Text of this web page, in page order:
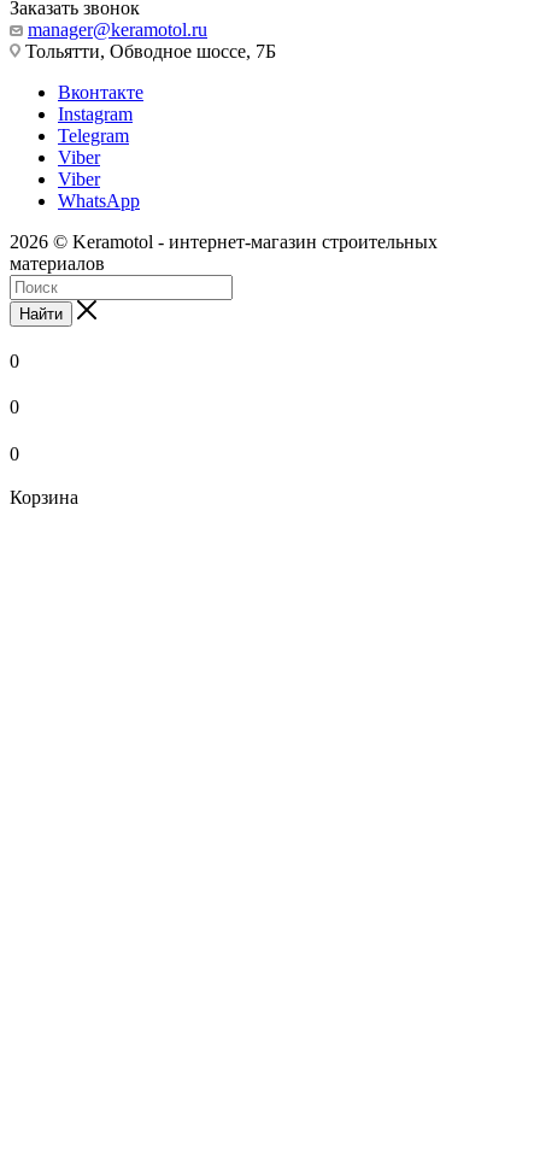
Заказать звонок
manager@keramotol.ru
Тольятти, Обводное шоссе, 7Б
Вконтакте
Instagram
Telegram
Viber
Viber
WhatsApp
2026 © Keramotol - интернет-магазин строительных
материалов
Найти
0
0
0
Корзина